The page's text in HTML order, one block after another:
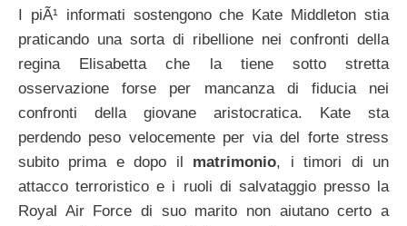
I piÃ¹ informati sostengono che Kate Middleton stia
praticando una sorta di ribellione nei confronti della
regina Elisabetta che la tiene sotto stretta
osservazione forse per mancanza di fiducia nei
confronti della giovane aristocratica. Kate sta
perdendo peso velocemente per via del forte stress
subito prima e dopo il matrimonio, i timori di un
attacco terroristico e i ruoli di salvataggio presso la
Royal Air Force di suo marito non aiutano certo a